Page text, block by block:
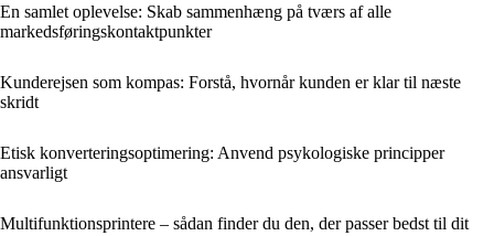
En samlet oplevelse: Skab sammenhæng på tværs af alle
markedsføringskontaktpunkter
Kunderejsen som kompas: Forstå, hvornår kunden er klar til næste
skridt
Etisk konverteringsoptimering: Anvend psykologiske principper
ansvarligt
Multifunktionsprintere – sådan finder du den, der passer bedst til dit